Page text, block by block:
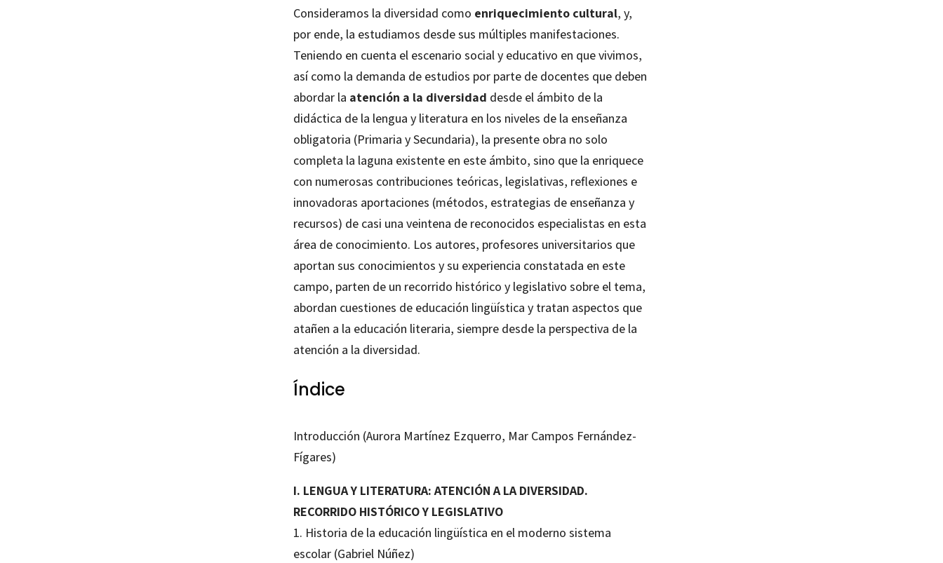
Consideramos la diversidad como enriquecimiento cultural, y,
por ende, la estudiamos desde sus múltiples manifestaciones.
Teniendo en cuenta el escenario social y educativo en que vivimos,
así como la demanda de estudios por parte de docentes que deben
abordar la atención a la diversidad desde el ámbito de la
didáctica de la lengua y literatura en los niveles de la enseñanza
obligatoria (Primaria y Secundaria), la presente obra no solo
completa la laguna existente en este ámbito, sino que la enriquece
con numerosas contribuciones teóricas, legislativas, reflexiones e
innovadoras aportaciones (métodos, estrategias de enseñanza y
recursos) de casi una veintena de reconocidos especialistas en esta
área de conocimiento. Los autores, profesores universitarios que
aportan sus conocimientos y su experiencia constatada en este
campo, parten de un recorrido histórico y legislativo sobre el tema,
abordan cuestiones de educación lingüística y tratan aspectos que
atañen a la educación literaria, siempre desde la perspectiva de la
atención a la diversidad.
Índice
Introducción (Aurora Martínez Ezquerro, Mar Campos Fernández-
Fígares)
I. LENGUA Y LITERATURA: ATENCIÓN A LA DIVERSIDAD.
RECORRIDO HISTÓRICO Y LEGISLATIVO
1. Historia de la educación lingüística en el moderno sistema
escolar (Gabriel Núñez)